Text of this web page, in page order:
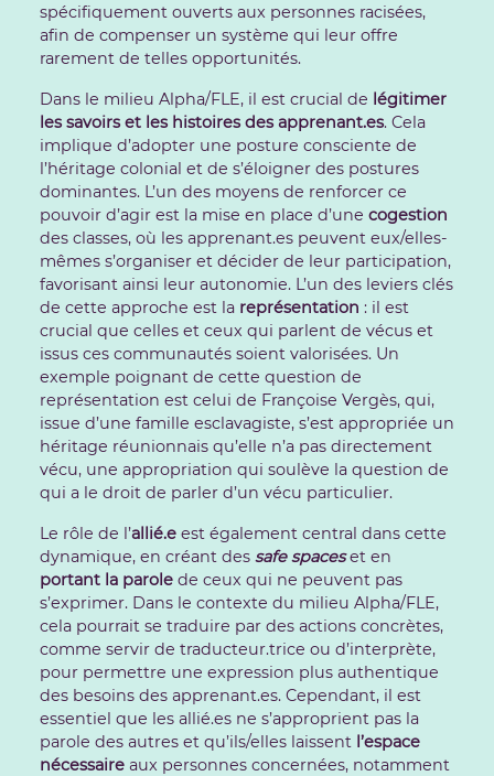
spécifiquement ouverts aux personnes racisées,
afin de compenser un système qui leur offre
rarement de telles opportunités.
Dans le milieu Alpha/FLE, il est crucial de légitimer
les savoirs et les histoires des apprenant.es. Cela
implique d’adopter une posture consciente de
l’héritage colonial et de s’éloigner des postures
dominantes. L’un des moyens de renforcer ce
pouvoir d’agir est la mise en place d’une cogestion
des classes, où les apprenant.es peuvent eux/elles-
mêmes s’organiser et décider de leur participation,
favorisant ainsi leur autonomie. L’un des leviers clés
de cette approche est la représentation : il est
crucial que celles et ceux qui parlent de vécus et
issus ces communautés soient valorisées. Un
exemple poignant de cette question de
représentation est celui de Françoise Vergès, qui,
issue d’une famille esclavagiste, s’est appropriée un
héritage réunionnais qu’elle n’a pas directement
vécu, une appropriation qui soulève la question de
qui a le droit de parler d’un vécu particulier.
Le rôle de l’allié.e est également central dans cette
dynamique, en créant des safe spaceset en
portant la parole de ceux qui ne peuvent pas
s’exprimer. Dans le contexte du milieu Alpha/FLE,
cela pourrait se traduire par des actions concrètes,
comme servir de traducteur.trice ou d’interprète,
pour permettre une expression plus authentique
des besoins des apprenant.es. Cependant, il est
essentiel que les allié.es ne s’approprient pas la
parole des autres et qu’ils/elles laissent l’espace
nécessaire aux personnes concernées, notamment